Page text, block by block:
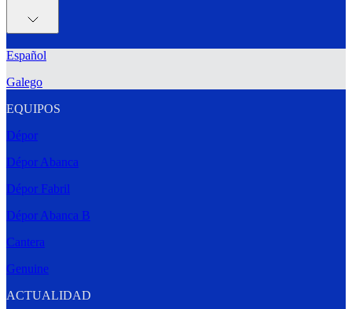
Español
Galego
EQUIPOS
Dépor
Dépor Abanca
Dépor Fabril
Dépor Abanca B
Cantera
Genuine
ACTUALIDAD